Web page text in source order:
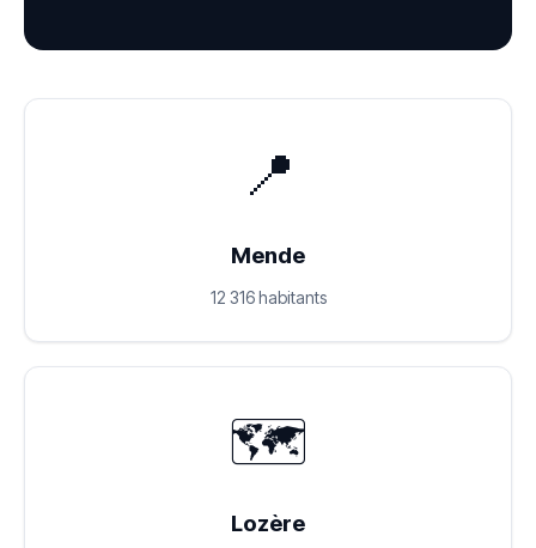
📍
Mende
12 316 habitants
🗺️
Lozère